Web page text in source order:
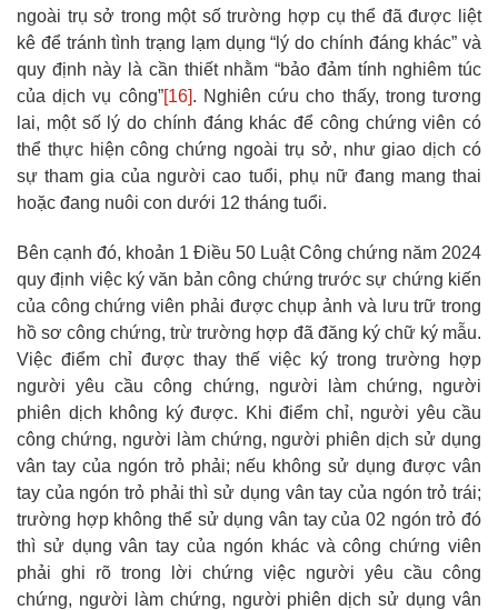
ngoài trụ sở trong một số trường hợp cụ thể đã được liệt
kê để tránh tình trạng lạm dụng “lý do chính đáng khác” và
quy định này là cần thiết nhằm “bảo đảm tính nghiêm túc
của dịch vụ công”[16]. Nghiên cứu cho thấy, trong tương
lai, một số lý do chính đáng khác để công chứng viên có
thể thực hiện công chứng ngoài trụ sở, như giao dịch có
sự tham gia của người cao tuổi, phụ nữ đang mang thai
hoặc đang nuôi con dưới 12 tháng tuổi.
Bên cạnh đó, khoản 1 Điều 50 Luật Công chứng năm 2024
quy định việc ký văn bản công chứng trước sự chứng kiến
của công chứng viên phải được chụp ảnh và lưu trữ trong
hồ sơ công chứng, trừ trường hợp đã đăng ký chữ ký mẫu.
Việc điểm chỉ được thay thế việc ký trong trường hợp
người yêu cầu công chứng, người làm chứng, người
phiên dịch không ký được. Khi điểm chỉ, người yêu cầu
công chứng, người làm chứng, người phiên dịch sử dụng
vân tay của ngón trỏ phải; nếu không sử dụng được vân
tay của ngón trỏ phải thì sử dụng vân tay của ngón trỏ trái;
trường hợp không thể sử dụng vân tay của 02 ngón trỏ đó
thì sử dụng vân tay của ngón khác và công chứng viên
phải ghi rõ trong lời chứng việc người yêu cầu công
chứng, người làm chứng, người phiên dịch sử dụng vân